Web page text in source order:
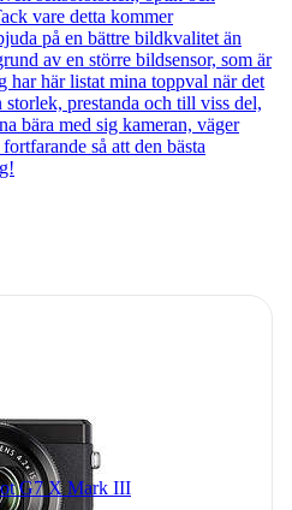
vare detta kommer
på en bättre bildkvalitet än
av en större bildsensor, som är
har här listat mina toppval när det
prestanda och till viss del,
bära med sig kameran, väger
så att den bästa
G7 X Mark III